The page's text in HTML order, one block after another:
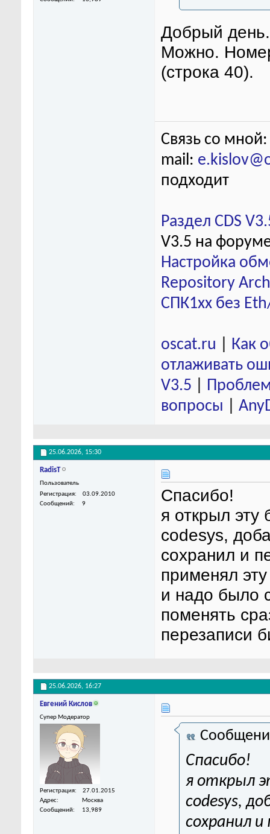
Добрый день.
Можно.
(строка 40).
Связь со
mail:
подходит
Раздел CDS
V3.5 на
Настройка
Repository
СПК1хх без
oscat.ru
Как
отлаживать
V3.5
вопросы
25.06.2026, 15:30
RadisT
Пользователь
Регистрация
03.09.2010
Сообщений
9
Спасибо!
я открыл эту
codesys,
сохранил и
применял
и надо было
поменять
перезаписи
25.06.2026, 16:27
Евгений Кислов
Супер Модератор
Регистрация
27.01.2015
Адрес
Москва
Сообщений
13,989
Спасибо!
я открыл
codesys,
сохранил